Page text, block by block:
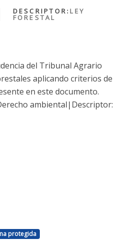
DESCRIPTOR: LEY
FORESTAL
del Tribunal Agrario
aplicando criterios de
en este documento.
ambiental|Descriptor:
protegida